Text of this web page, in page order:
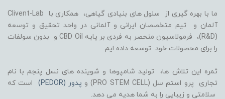
ما با بهره گیری از سلول های بنیادی گیاهی، همکاری با Clivent-Lab
آلمان و تیم متخصصان ایرانی و آلمانی در واحد تحقیق و توسعه
(R&D)، فرمولاسیون منحصر به فردی بر پایه CBD Oil و بدون سولفات
را برای محصولات خود توسعه داده ایم.
ثمره این تلاش ها، تولید شامپوها و شوینده های نسل پنجم با نام
تجاری پرو استم سل (PRO STEM CELL) و
پدور (PEDOR)
است که
سلامتی و زیبایی را به شما هدیه می دهد.